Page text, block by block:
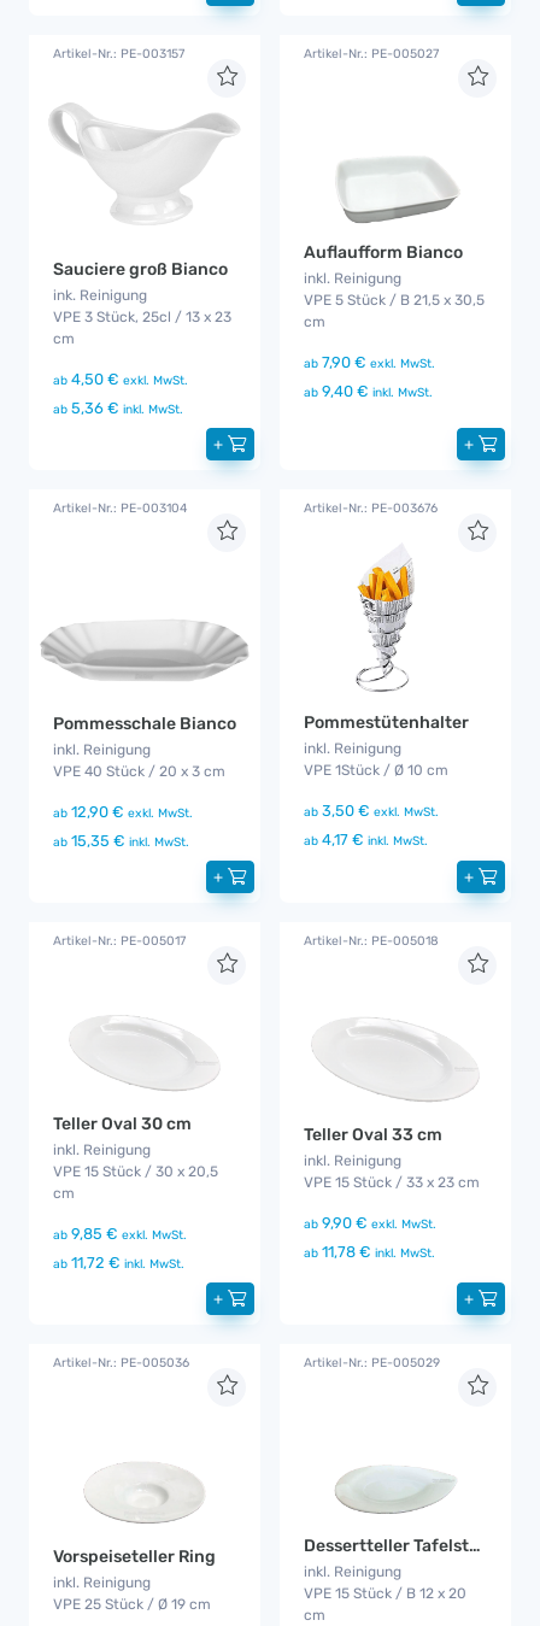
Artikel-Nr.: PE-003157
Sauciere groß Bianco
ink. Reinigung
VPE 3 Stück, 25cl / 13 x 23
cm
ab 4,50 € exkl. MwSt.
ab 5,36 € inkl. MwSt.
+
Artikel-Nr.: PE-005027
Auflaufform Bianco
inkl. Reinigung
VPE 5 Stück / B 21,5 x 30,5
cm
ab 7,90 € exkl. MwSt.
ab 9,40 € inkl. MwSt.
+
Artikel-Nr.: PE-003104
Pommesschale Bianco
inkl. Reinigung
VPE 40 Stück / 20 x 3 cm
ab 12,90 € exkl. MwSt.
ab 15,35 € inkl. MwSt.
+
Artikel-Nr.: PE-003676
Pommestütenhalter
inkl. Reinigung
VPE 1Stück / Ø 10 cm
ab 3,50 € exkl. MwSt.
ab 4,17 € inkl. MwSt.
+
Artikel-Nr.: PE-005017
Teller Oval 30 cm
inkl. Reinigung
VPE 15 Stück / 30 x 20,5
cm
ab 9,85 € exkl. MwSt.
ab 11,72 € inkl. MwSt.
+
Artikel-Nr.: PE-005018
Teller Oval 33 cm
inkl. Reinigung
VPE 15 Stück / 33 x 23 cm
ab 9,90 € exkl. MwSt.
ab 11,78 € inkl. MwSt.
+
Artikel-Nr.: PE-005036
Vorspeiseteller Ring
inkl. Reinigung
VPE 25 Stück / Ø 19 cm
Artikel-Nr.: PE-005029
Dessertteller Tafelstern
inkl. Reinigung
VPE 15 Stück / B 12 x 20
cm